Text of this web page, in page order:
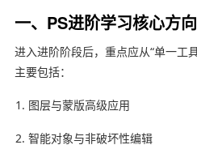
一、PS进阶学习核心方向
进入进阶阶段后，重点应从“单一工
主要包括：
图层与蒙版高级应用
智能对象与非破坏性编辑